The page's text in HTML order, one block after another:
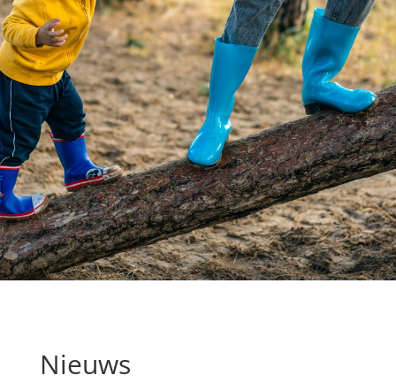
Nieuws